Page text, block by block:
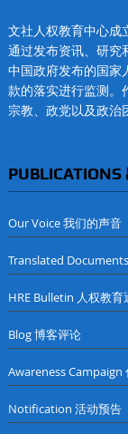
文社人权教育中心成
通过发布资讯、研究
中国政府发布的国家
款的落实进行监测。
宗教、政党以及政治
PUBLICATIONS
Our Voice 我们的声音
Translated
HRE Bulletin 人权教育
Blog 博客评论
Awareness Campaign
Notification 活动预告